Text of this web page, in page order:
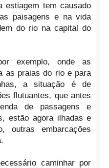
estiagem tem causado
paisagens e na vida
do rio na capital do
exemplo, onde as
as praias do rio e para
a situação é de
flutuantes, que antes
de passagens e
estão agora ilhadas e
outras embarcações
caminhar por